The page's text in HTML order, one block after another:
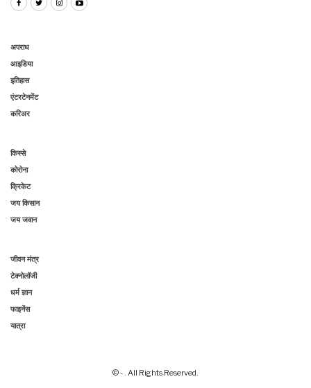
अपराध
आइडिया
इतिहास
एंटरटेनमेंट
करिअर
किस्से
कोरोना
क्रिकेट
जय किसान
जय जवान
जीवन मंत्र
टेक्नोलॉजी
धर्म ज्ञान
फाइनेंस
यात्रा
© - . All Rights Reserved.